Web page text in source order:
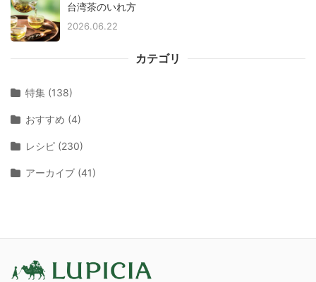
台湾茶のいれ方
2026.06.22
カテゴリ
特集 (138)
おすすめ (4)
レシピ (230)
アーカイブ (41)